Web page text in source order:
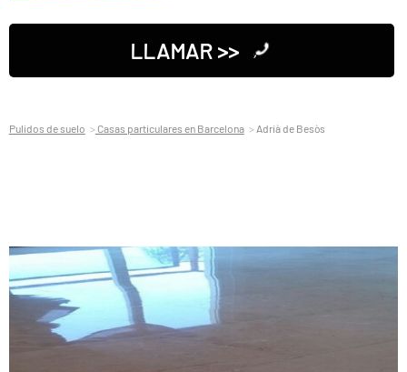
LLAMAR >>
Pulidos de suelo Casas particulares en Barcelona Adrià de Besòs